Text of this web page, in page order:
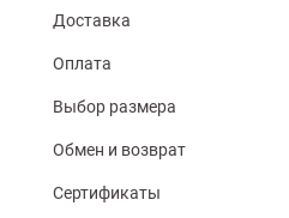
Доставка
Оплата
Выбор размера
Обмен и возврат
Сертификаты